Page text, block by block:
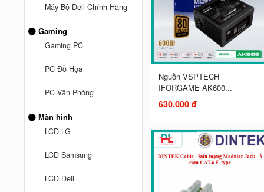
Máy Bộ Dell Chính Hãng
Gaming
Gaming PC
PC Đồ Họa
PC Văn Phòng
Màn hình
LCD LG
LCD Samsung
LCD Dell
Nguồn VSPTECH
IFORGAME AK600...
630.000 đ